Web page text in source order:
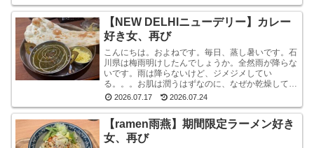
【NEW DELHIニューデリー】カレー
好き女、再び
こんにちは。およねです。毎日、蒸し暑いです。石
川県は梅雨明けしたんでしょうか。全然雨が降らな
いです。雨は降らないけど、ジメジメしてい
る。。。お肌は潤うはずなのに、なぜか乾燥してい
ます。しかも、おでこと片方のこめかみだけ。年
2026.07.17 2026.07.24
【ramen雨燕】期間限定ラーメン好き
女、再び